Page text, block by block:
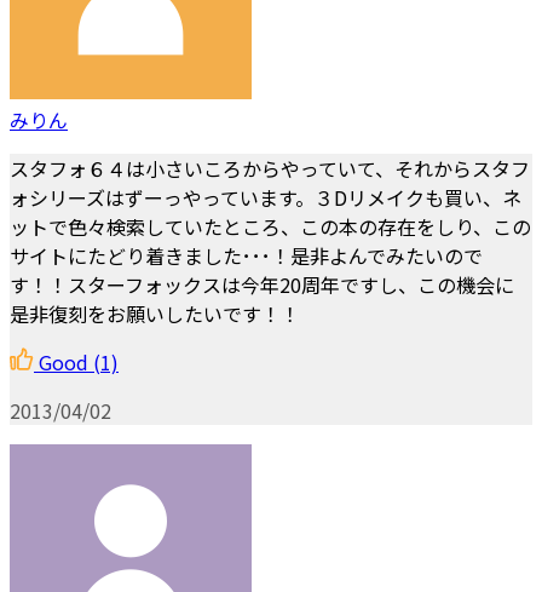
みりん
スタフォ６４は小さいころからやっていて、それからスタフ
ォシリーズはずーっやっています。３Dリメイクも買い、ネ
ットで色々検索していたところ、この本の存在をしり、この
サイトにたどり着きました･･･！是非よんでみたいので
す！！スターフォックスは今年20周年ですし、この機会に
是非復刻をお願いしたいです！！
Good (1)
2013/04/02